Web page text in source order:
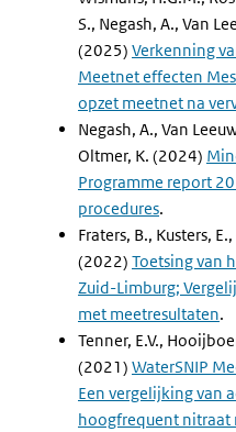
S., Negash, A., Van
(2025) Verkenning
Meetnet effecten
opzet meetnet na
Negash, A., Van
Oltmer, K. (2024)
Programme report
procedures.
Fraters, B., Kusters,
(2022) Toetsing van
Zuid-Limburg;
met meetresultaten.
Tenner, E.V.,
(2021) WaterSNIP
Een vergelijking van
hoogfrequent nitraat